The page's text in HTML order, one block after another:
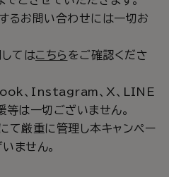
るお問い合わせには一切お
してはこちら をご確認くださ
、Instagram、X、LINE
等は一切ございません。
て厳重に管理し本キャンペー
ません。